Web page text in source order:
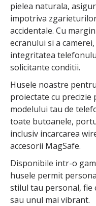
pielea naturala,
impotriva
accidentale. Cu
ecranului si a
integritatea
solicitante conditii.
Husele noastre
proiectate cu
modelului tau de
toate butoanele,
inclusiv incarcarea
accesorii MagSafe.
Disponibile intr-o
husele permit
stilul tau personal, fie
sau unul mai vibrant.